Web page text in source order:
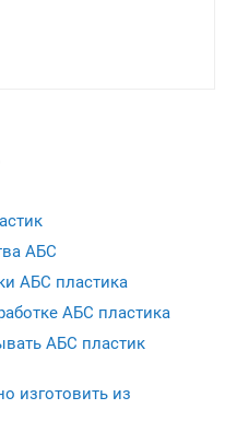
АБС
АБС пластика
АБС пластика
АБС пластик
изготовить из